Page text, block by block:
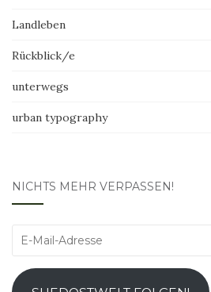
Landleben
Rückblick/e
unterwegs
urban typography
NICHTS MEHR VERPASSEN!
E-
Adresse